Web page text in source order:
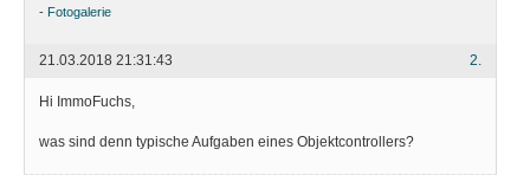
- Fotogalerie
2.
21.03.2018 21:31:43
Hi ImmoFuchs,
was sind denn typische Aufgaben eines Objektcontrollers?